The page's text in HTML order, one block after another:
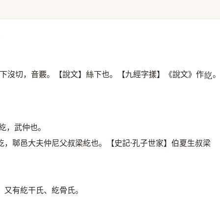
下沒切，音覈。【說文】絲下也。【九經字㨾】《說文》作𥾨 。
，武仲也。
郰邑大夫仲尼父叔梁紇也。【史記·孔子世家】伯夏生叔梁
有紇干氏、紇骨氏。